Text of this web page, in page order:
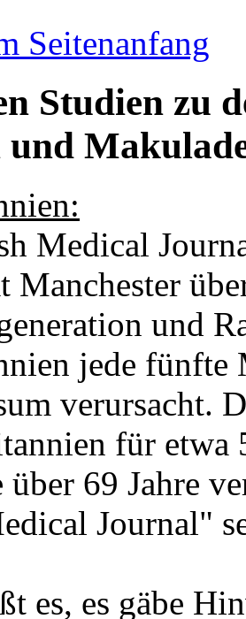
Seitenanfang
Studien zu
und
Medical
Manchester
und
jede fünfte
verursacht.
für etwa
über 69 Jahre
Journal"
es, es gäbe